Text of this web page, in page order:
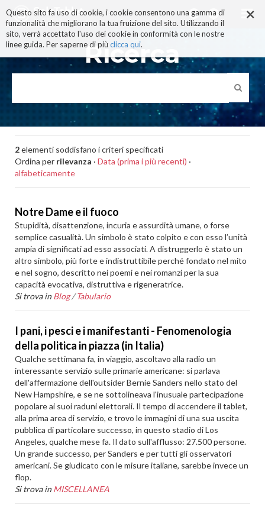
×
Questo sito fa uso di cookie, i cookie consentono una gamma di
funzionalità che migliorano la tua fruizione del sito. Utilizzando il
sito, verrà accettato l'uso dei cookie in conformità con le nostre
linee guida. Per saperne di più clicca qui.
ai
contenuti.
|
alla
navigazione
Ricerca
2elementi soddisfano i criteri specificati
Ordina per rilevanza · Data (prima i più recenti) ·
alfabeticamente
Notre Dame e il fuoco
Stupidità, disattenzione, incuria e assurdità umane, o forse
semplice casualità. Un simbolo è stato colpito e con esso l’unità
ampia di significati ad esso associati. A distruggerlo è stato un
altro simbolo, più forte e indistruttibile perché fondato nel mito
e nel sogno, descritto nei poemi e nei romanzi per la sua
capacità evocativa, distruttiva e rigeneratrice.
Si trova in Blog /Tabulario
I pani, i pesci e i manifestanti - Fenomenologia
della politica in piazza (in Italia)
Qualche settimana fa, in viaggio, ascoltavo alla radio un
interessante servizio sulle primarie americane: si parlava
dell'affermazione dell'outsider Bernie Sanders nello stato del
New Hampshire, e se ne sottolineava l'inusuale partecipazione
popolare ai suoi raduni elettorali. Il tempo di accendere il tablet,
alla prima area di servizio, e trovo le immagini di una sua uscita
pubblica di particolare successo, in questo stadio di Los
Angeles, qualche mese fa. Il dato sull'afflusso: 27.500 persone.
Un grande successo, per Sanders e per tutti gli osservatori
americani. Se giudicato con le misure italiane, sarebbe invece un
flop.
Si trova in MISCELLANEA